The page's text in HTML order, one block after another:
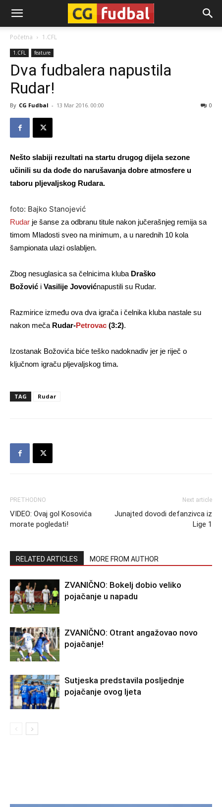
CG-
Fudbal
Početna 1.CFL
1.CFL feature
Dva fudbalera napustila
Rudar!
By CG Fudbal - 13 Mar 2016. 00:00 0
Nešto slabiji rezultati na startu drugog dijela sezone
učinili su da dođe do narušavanja dobre atmosfere u
taboru pljevaljskog Rudara.
foto: Bajko Stanojević
Rudar je šanse za odbranu titule nakon jučerašnjeg remija sa
timom Mladosti sveo na minimum, a u narednih 10 kola
šampionata ulazi oslabljen.
Zbog nesuglasica sa čelnicima kluba Draško
Božović i Vasilije Jovovićnapustili su Rudar.
Razmirice između ova dva igrača i čelnika kluba nastale su
nakon meča Rudar-Petrovac (3:2).
Izostanak Božovića biće teško nadoknadiv jer je riječ o
ključnom igraču pljevaljskog tima.
TAG Rudar
PRETHODNO
VIDEO: Ovaj gol Kosovića
morate pogledati!
Next article
Junajted dovodi defanzivca iz
Lige 1
RELATED ARTICLES MORE FROM AUTHOR
ZVANIČNO: Bokelj dobio veliko
pojačanje u napadu
ZVANIČNO: Otrant angažovao novo
pojačanje!
Sutjeska predstavila posljednje
pojačanje ovog ljeta